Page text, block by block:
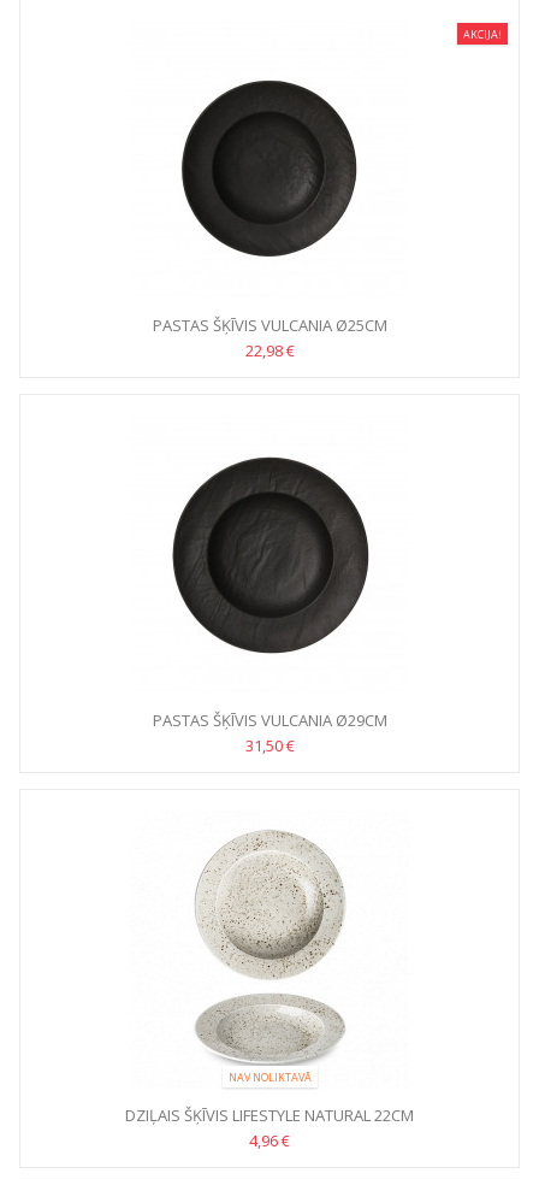
AKCIJA!
PASTAS ŠĶĪVIS VULCANIA Ø25CM
22,98 €
PASTAS ŠĶĪVIS VULCANIA Ø29CM
31,50 €
NAV NOLIKTAVĀ
DZIĻAIS ŠĶĪVIS LIFESTYLE NATURAL 22CM
4,96 €